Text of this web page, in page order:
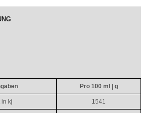
Pro 100 ml | g
in kj 1541